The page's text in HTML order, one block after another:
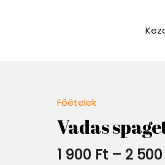
Főételek
Vadas
1 900 Ft – 2 500